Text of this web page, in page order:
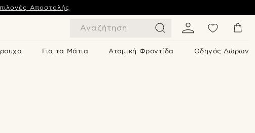
Αναζήτηση
Για τα Μάτια Ατομική Φροντίδα Οδηγός Δώρων
Αποστολής